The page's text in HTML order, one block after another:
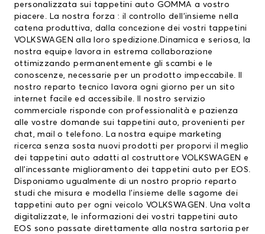
personalizzata sui tappetini auto GOMMA a vostro
piacere. La nostra forza : il controllo dell’insieme nella
catena produttiva, dalla concezione dei vostri tappetini
VOLKSWAGEN alla loro spedizione.Dinamica e seriosa, la
nostra equipe lavora in estrema collaborazione
ottimizzando permanentemente gli scambi e le
conoscenze, necessarie per un prodotto impeccabile. Il
nostro reparto tecnico lavora ogni giorno per un sito
internet facile ed accessibile. Il nostro servizio
commerciale risponde con professionalità e pazienza
alle vostre domande sui tappetini auto, provenienti per
chat, mail o telefono. La nostra equipe marketing
ricerca senza sosta nuovi prodotti per proporvi il meglio
dei tappetini auto adatti al costruttore VOLKSWAGEN e
all’incessante miglioramento dei tappetini auto per EOS.
Disponiamo ugualmente di un nostro proprio reparto
studi che misura e modella l’insieme delle sagome dei
tappetini auto per ogni veicolo VOLKSWAGEN. Una volta
digitalizzate, le informazioni dei vostri tappetini auto
EOS sono passate direttamente alla nostra sartoria per